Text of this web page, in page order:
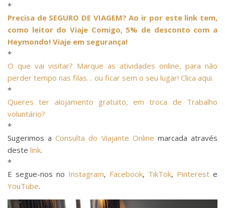
*
Precisa de SEGURO DE VIAGEM? Ao ir por este link tem,
como leitor do Viaje Comigo, 5% de desconto com a
Heymondo! Viaje em segurança!
*
O que vai visitar? Marque as atividades online, para não
perder tempo nas filas… ou ficar sem o seu lugar! Clica aqui.
*
Queres ter alojamento gratuito, em troca de Trabalho
voluntário?
*
Sugerimos aConsulta do Viajante Online marcada através
deste link.
*
E segue-nos no Instagram, Facebook, TikTok, Pinterest e
YouTube.